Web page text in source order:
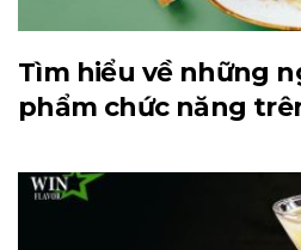
Tìm hiểu về những
phẩm chức năng